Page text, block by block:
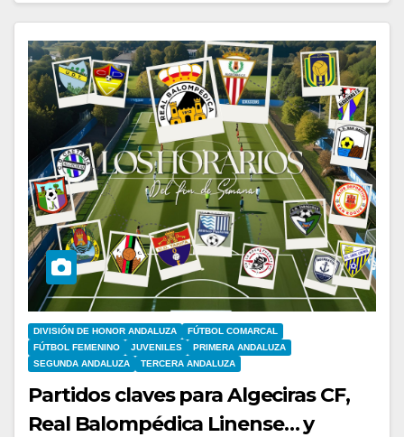
DIVISIÓN DE HONOR ANDALUZA
FÚTBOL COMARCAL
FÚTBOL FEMENINO
JUVENILES
PRIMERA ANDALUZA
SEGUNDA ANDALUZA
TERCERA ANDALUZA
Partidos claves para Algeciras CF,
Real Balompédica Linense… y